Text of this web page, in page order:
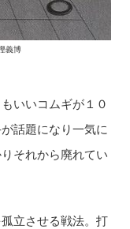
義博
いいコムギが１０
話題になり一気に
それから廃れてい
立させる戦法。打